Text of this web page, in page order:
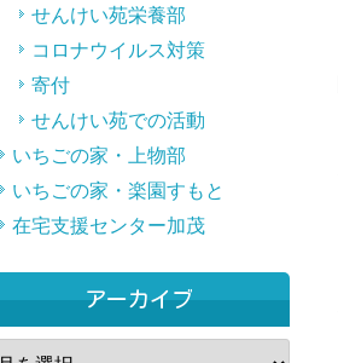
せんけい苑栄養部
コロナウイルス対策
寄付
せんけい苑での活動
いちごの家・上物部
いちごの家・楽園すもと
在宅支援センター加茂
アーカイブ